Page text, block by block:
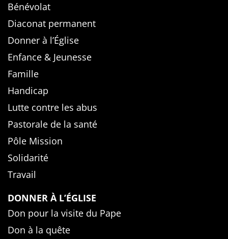
Bénévolat
Diaconat permanent
Donner à l’Église
Enfance & Jeunesse
Famille
Handicap
Lutte contre les abus
Pastorale de la santé
Pôle Mission
Solidarité
Travail
DONNER À L’ÉGLISE
Don pour la visite du Pape
Don à la quête